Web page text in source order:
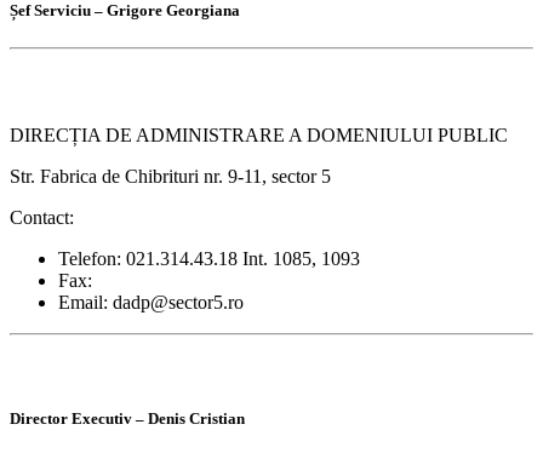
Șef Serviciu – Grigore Georgiana
DIRECȚIA DE ADMINISTRARE A DOMENIULUI PUBLIC
Str. Fabrica de Chibrituri nr. 9-11, sector 5
Contact:
Telefon: 021.314.43.18 Int. 1085, 1093
Fax:
Email: dadp@sector5.ro
Director Executiv – Denis Cristian